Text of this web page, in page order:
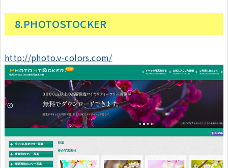
8.PHOTOSTOCKER
http://photo.v-colors.com/